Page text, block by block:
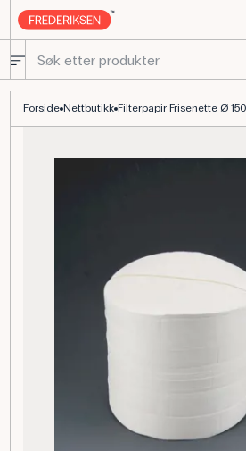
Forside Nettbutikk Filterpapir Frisenette Ø